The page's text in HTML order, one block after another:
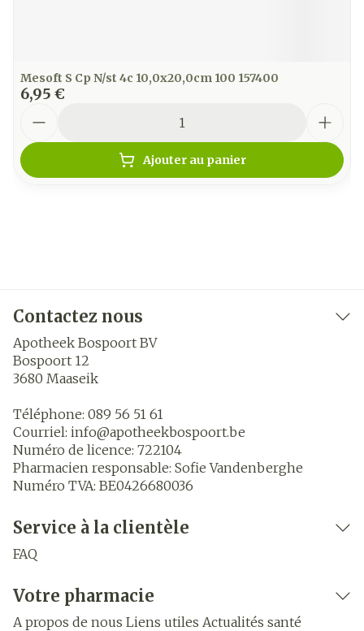
Mesoft S Cp N/st 4c 10,0x20,0cm 100 157400
6,95 €
Ajouter au panier
Contactez nous
Apotheek Bospoort BV
Bospoort 12
3680 Maaseik
Téléphone: 089 56 51 61
Courriel: info@apotheekbospoort.be
Numéro de licence: 722104
Pharmacien responsable: Sofie Vandenberghe
Numéro TVA: BE0426680036
Service à la clientèle
FAQ
Votre pharmacie
A propos de nous Liens utiles Actualités santé